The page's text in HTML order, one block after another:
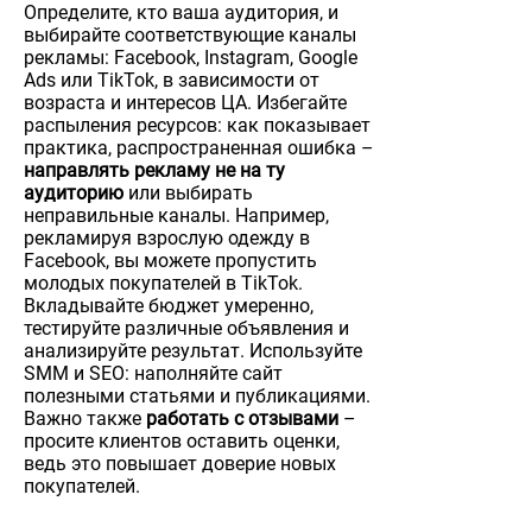
Определите, кто ваша аудитория, и
выбирайте соответствующие каналы
рекламы: Facebook, Instagram, Google
Ads или TikTok, в зависимости от
возраста и интересов ЦА. Избегайте
распыления ресурсов: как показывает
практика, распространенная ошибка –
направлять рекламу не на ту
аудиторию или выбирать
неправильные каналы. Например,
рекламируя взрослую одежду в
Facebook, вы можете пропустить
молодых покупателей в TikTok.
Вкладывайте бюджет умеренно,
тестируйте различные объявления и
анализируйте результат. Используйте
SMM и SEO: наполняйте сайт
полезными статьями и публикациями.
Важно также работать с отзывами –
просите клиентов оставить оценки,
ведь это повышает доверие новых
покупателей.